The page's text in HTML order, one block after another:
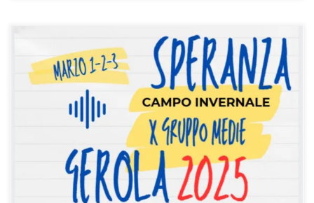
Un dopo cena per stare insieme e festeggiare il Natale. Sono inviati
tutti gli adolescenti ! vi aspettiamo!